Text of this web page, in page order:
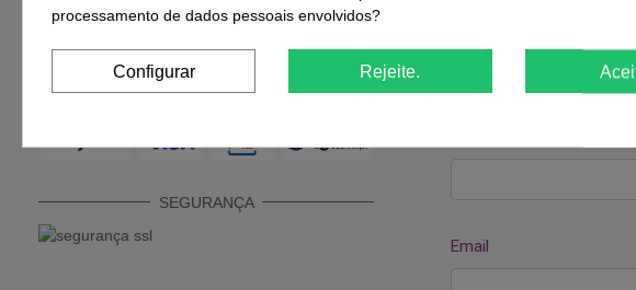
SEGURANÇA
processamento de dados pessoais envolvidos?
Configurar Rejeite.